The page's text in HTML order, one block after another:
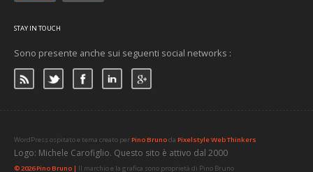
STAY IN TOUCH
Sono presente anche sui seguenti social networks :
WordPress ospitato e tema creato perPino Brunoda Pixelstyle Web Thinkers
Logo: Michele Carofiglio. Questo sito è attivo dal 2000
© 2026 Pino Bruno | Il marchio e la grafica sono proprietà di Pino Bruno